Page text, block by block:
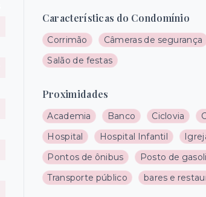
Características do Condomínio
Corrimão Câmeras de segurança
Salão de festas
Proximidades
Academia Banco Ciclovia
Hospital
Hospital Infantil
Pontos de ônibus
Posto de
Transporte público
bares e